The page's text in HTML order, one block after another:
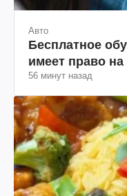
Авто
Бесплатное
имеет право на
56 минут назад